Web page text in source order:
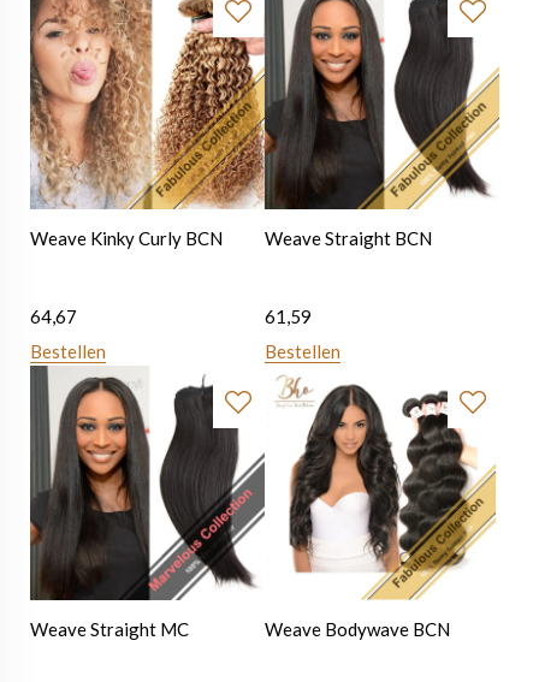
Weave Kinky Curly BCN
64,67
Bestellen
Weave Straight BCN
61,59
Bestellen
Weave Straight MC Weave Bodywave BCN